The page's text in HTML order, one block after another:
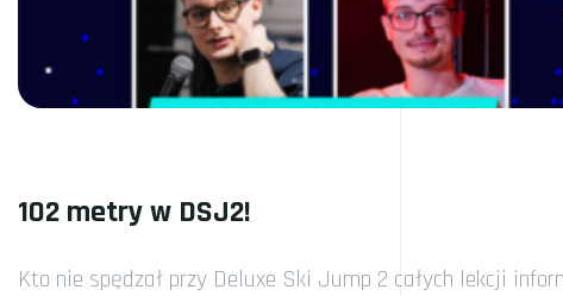
102 metry w DSJ2!
Kto nie spędzał przy Deluxe Ski Jump 2 całych lekcji